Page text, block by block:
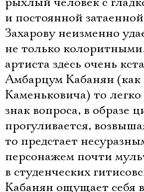
и постоянной
Захарову неизменно
не только
артиста здесь очень
Амбарцум Кабанян
Каменьковича) то легко
знак вопроса, в образе
прогуливается,
то предстает
персонажем почти
в студенческих
Кабанян ощущает себя